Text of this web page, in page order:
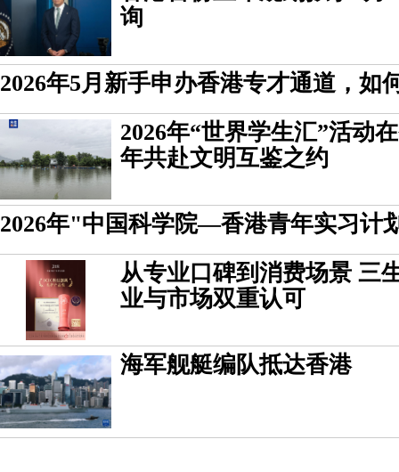
询
2026年5月新手申办香港专才通道，如
2026年“世界学生汇”活动
年共赴文明互鉴之约
2026年"中国科学院—香港青年实习计
从专业口碑到消费场景 三
业与市场双重认可
海军舰艇编队抵达香港